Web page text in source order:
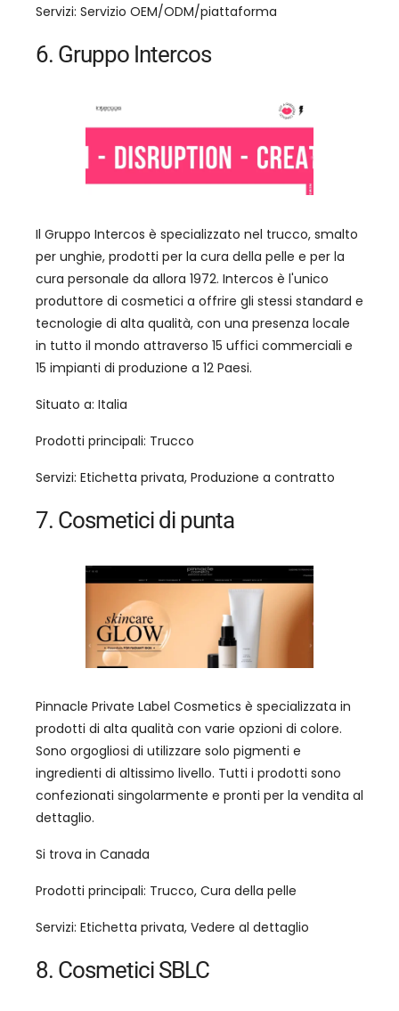
Servizi: Servizio OEM/ODM/piattaforma
6. Gruppo Intercos
Il Gruppo Intercos è specializzato nel trucco, smalto
per unghie, prodotti per la cura della pelle e per la
cura personale da allora 1972. Intercos è l'unico
produttore di cosmetici a offrire gli stessi standard e
tecnologie di alta qualità, con una presenza locale
in tutto il mondo attraverso 15 uffici commerciali e
15 impianti di produzione a 12 Paesi.
Situato a: Italia
Prodotti principali: Trucco
Servizi: Etichetta privata, Produzione a contratto
7. Cosmetici di punta
Pinnacle Private Label Cosmetics è specializzata in
prodotti di alta qualità con varie opzioni di colore.
Sono orgogliosi di utilizzare solo pigmenti e
ingredienti di altissimo livello. Tutti i prodotti sono
confezionati singolarmente e pronti per la vendita al
dettaglio.
Si trova in Canada
Prodotti principali: Trucco, Cura della pelle
Servizi: Etichetta privata, Vedere al dettaglio
8. Cosmetici SBLC